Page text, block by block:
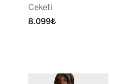
Ceketi
8.099₺